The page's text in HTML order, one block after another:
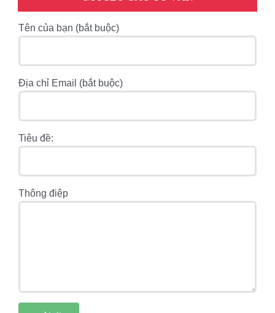
Tên của bạn (bắt buộc)
Địa chỉ Email (bắt buộc)
Tiêu đề:
Thông điệp